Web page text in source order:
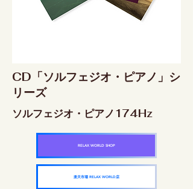
CD「ソルフェジオ・ピアノ」シ
リーズ
ソルフェジオ・ピアノ174Hz
RELAX WORLD SHOP
楽天市場 RELAX WORLD店